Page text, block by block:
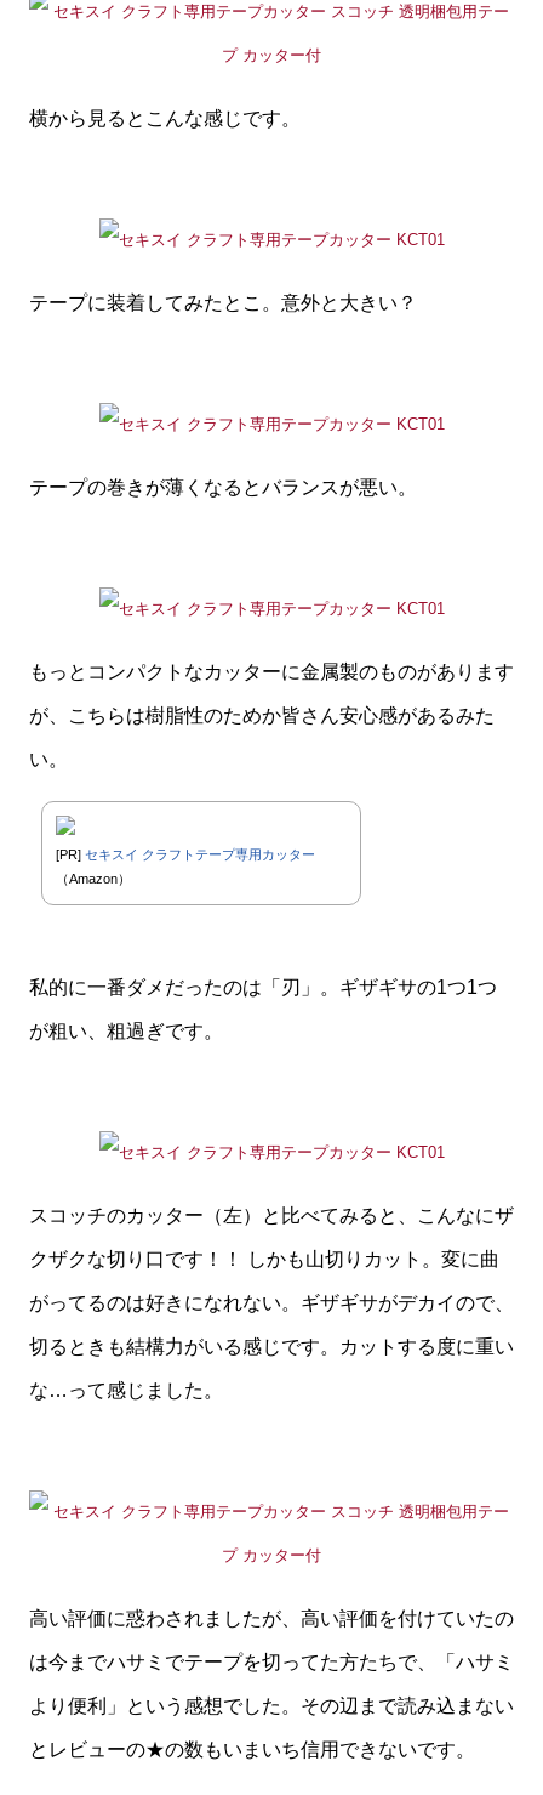
横から見るとこんな感じです。
テープに装着してみたとこ。意外と大きい？
テープの巻きが薄くなるとバランスが悪い。
もっとコンパクトなカッターに金属製のものがあります
が、こちらは樹脂性のためか皆さん安心感があるみた
い。
[PR]セキスイ クラフトテープ専用カッター
（Amazon）
私的に一番ダメだったのは「刃」。ギザギサの1つ1つ
が粗い、粗過ぎです。
スコッチのカッター（左）と比べてみると、こんなにザ
クザクな切り口です！！ しかも山切りカット。変に曲
がってるのは好きになれない。ギザギサがデカイので、
切るときも結構力がいる感じです。カットする度に重い
な…って感じました。
高い評価に惑わされましたが、高い評価を付けていたの
は今までハサミでテープを切ってた方たちで、「ハサミ
より便利」という感想でした。その辺まで読み込まない
とレビューの★の数もいまいち信用できないです。